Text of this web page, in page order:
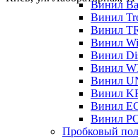
Винил
Винил
Винил
Винил
Винил
Винил
Винил
Винил
Винил
Винил
Пробковый пол